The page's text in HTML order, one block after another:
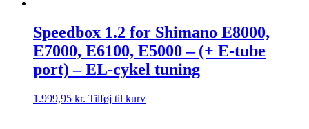
Speedbox 1.2 for Shimano E8000,
E7000, E6100, E5000 – (+ E-tube
port) – EL-cykel tuning
1.999,95 kr. Tilføj til kurv